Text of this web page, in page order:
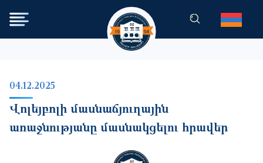
Skip to main content
04.12.2025
Վոլեյբոլի մասնաճյուղային
առաջնությանը մասնակցելու հրավեր